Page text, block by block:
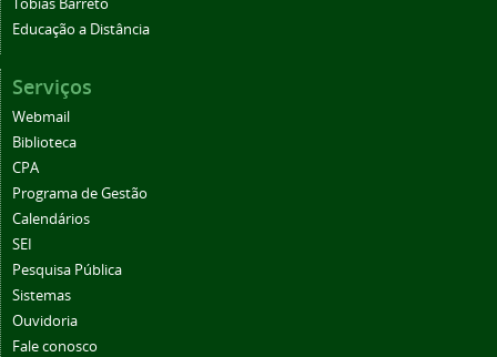
Educação a Distância
Serviços
Webmail
Biblioteca
CPA
Programa de Gestão
Calendários
SEI
Pesquisa Pública
Sistemas
Ouvidoria
Fale conosco